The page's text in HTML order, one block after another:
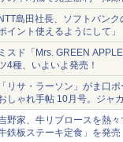
島田社長、ソフトバンク
イント使えるようにして」
スド「Mrs. GREEN
4種、いよいよ発売！
リサ・ラーソン」がま口
しゃれ手帖 10月号。ジャ
イン
野家、牛リブロースを熱
鉄板ステーキ定食」を発売